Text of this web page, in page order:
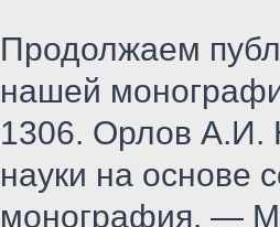
Продолжаем
нашей
1306. Орлов А.И.
науки на основе
монография. —